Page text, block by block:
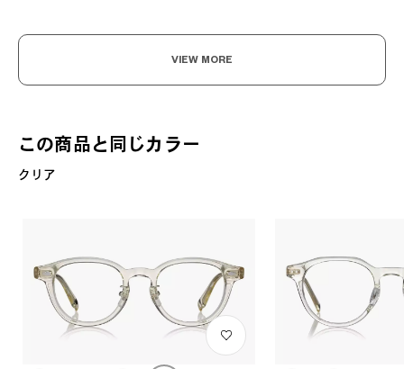
VIEW MORE
この商品と同じカラー
クリア